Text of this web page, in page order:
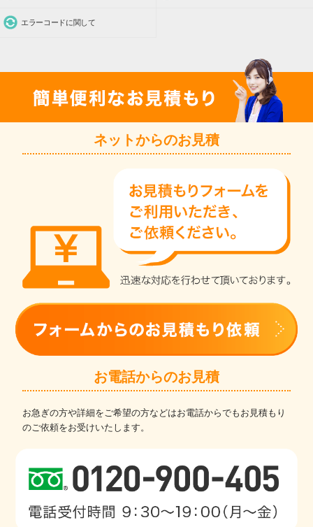
エラーコードに関して
ネットからのお見積
お電話からのお見積
お急ぎの方や詳細をご希望の方などはお電話からでもお見積もり
のご依頼をお受けいたします。